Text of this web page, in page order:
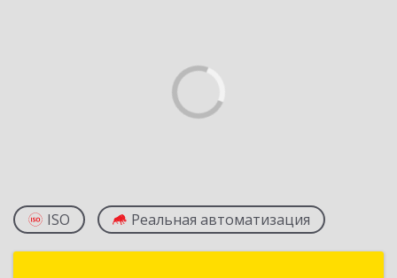
ISO Реальная автоматизация